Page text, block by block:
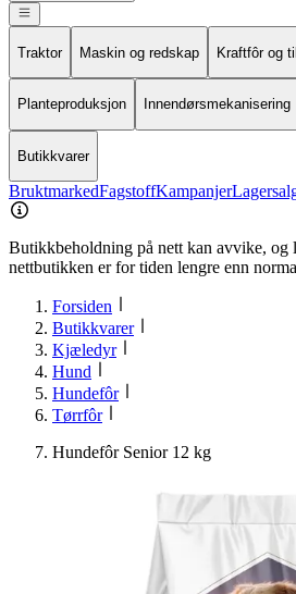
Traktor Maskin og redskap Kraftfôr og
Planteproduksjon Innendørsmekanisering
Butikkvarer
BruktmarkedFagstoffKampanjer
Butikkbeholdning på nett kan avvike, og
nettbutikken er for tiden lengre enn
Forsiden
Butikkvarer
Kjæledyr
Hund
Hundefôr
Tørrfôr
Hundefôr Senior 12 kg